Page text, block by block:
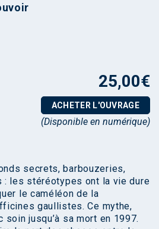
25,00€
ACHETER L'OUVRAGE
(Disponible en numérique)
secrets, barbouzeries,
: les stéréotypes ont la vie dure
le caméléon de la
gaullistes. Ce mythe,
soin jusqu’à sa mort en 1997.